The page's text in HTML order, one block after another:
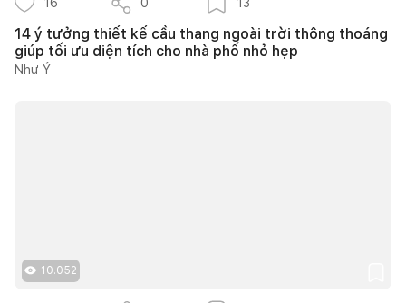
14 ý tưởng thiết kế cầu thang ngoài trời thông thoáng
giúp tối ưu diện tích cho nhà phố nhỏ hẹp
Như Ý
10.052